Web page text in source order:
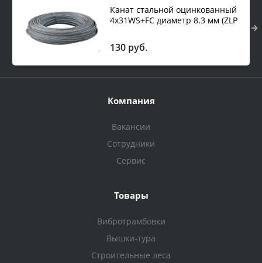
Канат стальной оцинкованный
4х31WS+FC диаметр 8.3 мм (ZLP
130 руб.
Компания
Вакансии
Сотрудники
Сервис
Товары
Вибротрамбовки
Вышки-тура
Строительные леса